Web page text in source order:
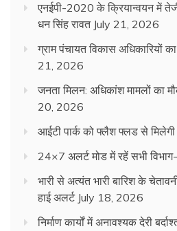
एनईपी-2020 के क्रियान्वयन में तेजी
धन सिंह रावत July 21, 2026
ग्राम पंचायत विकास अधिकारियों
21, 2026
जनता मिलन: अधिकांश मामलों का
20, 2026
आईटी पार्क को फ्लैश फ्लड से मिलेगी
24×7 अलर्ट मोड में रहें सभी
भारी से अत्यंत भारी बारिश के
हाई अलर्ट July 18, 2026
निर्माण कार्यों में अनावश्यक देरी